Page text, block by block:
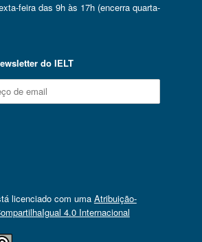
feira das 9h às 17h (encerra quarta-
do IELT
licenciado com uma Atribuição-
4.0 Internacional